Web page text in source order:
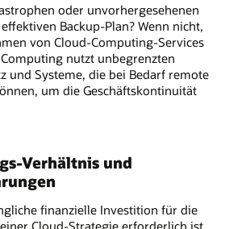
oder unvorhergesehenen
Backup-Plan? Wenn nicht,
von Cloud-Computing-Services
nutzt unbegrenzten
und Systeme, die bei Bedarf remote
um die Geschäftskontinuität
Verhältnis und
finanzielle Investition für die